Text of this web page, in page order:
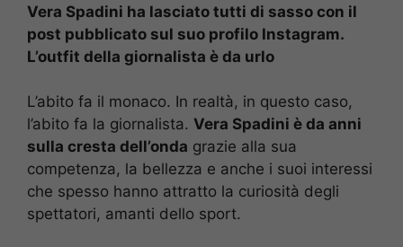
Vera Spadini ha lasciato tutti di sasso con il
post pubblicato sul suo profilo Instagram.
L’outfit della giornalista è da urlo
L’abito fa il monaco. In realtà, in questo caso,
l’abito fa la giornalista. Vera Spadini è da anni
sulla cresta dell’onda grazie alla sua
competenza, la bellezza e anche i suoi interessi
che spesso hanno attratto la curiosità degli
spettatori, amanti dello sport.